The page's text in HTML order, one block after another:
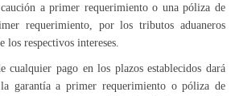
a primer requerimiento o una póliza de
requerimiento, por los tributos aduaneros
respectivos intereses.
pago en los plazos establecidos dará
garantía a primer requerimiento o póliza de